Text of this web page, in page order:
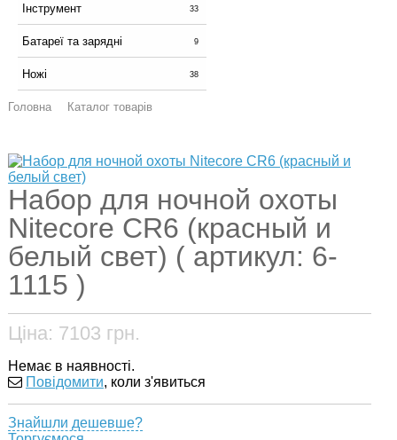
Інструмент 33
Батареї та зарядні 9
Ножі 38
Головна Каталог товарів
Набор для ночной охоты
Nitecore CR6 (красный и
белый свет) ( артикул: 6-
1115 )
Ціна: 7103 грн.
Немає в наявності.
Повідомити, коли з'явиться
Знайшли дешевше?